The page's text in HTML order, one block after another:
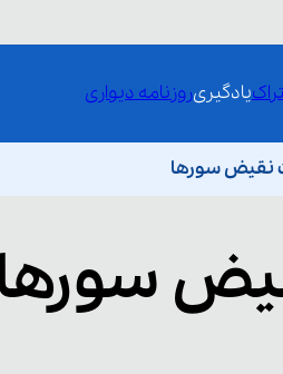
یادگیریروزنامه دیواری
سورها